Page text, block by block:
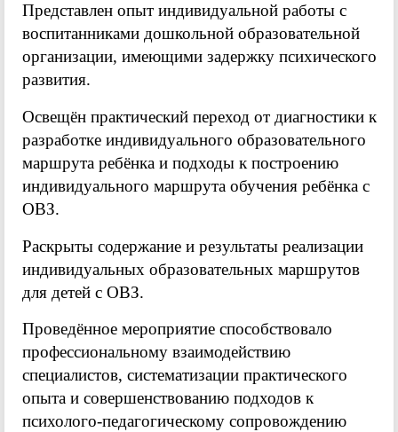
Представлен опыт индивидуальной работы с
воспитанниками дошкольной образовательной
организации, имеющими задержку психического
развития.
Освещён практический переход от диагностики к
разработке индивидуального образовательного
маршрута ребёнка и подходы к построению
индивидуального маршрута обучения ребёнка с
ОВЗ.
Раскрыты содержание и результаты реализации
индивидуальных образовательных маршрутов
для детей с ОВЗ.
Проведённое мероприятие способствовало
профессиональному взаимодействию
специалистов, систематизации практического
опыта и совершенствованию подходов к
психолого-педагогическому сопровождению